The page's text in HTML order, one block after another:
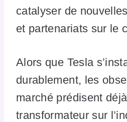
catalyser de
et partenariats sur le
Alors que Tesla
durablement, les
marché prédisent
transformateur sur